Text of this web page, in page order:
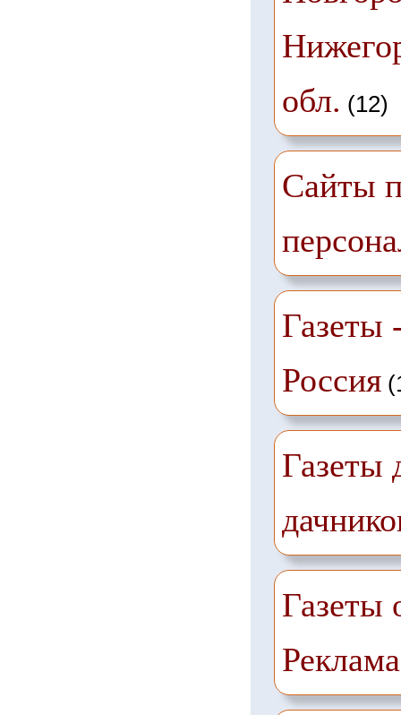
обл. (12)
Сайты
Газеты
Россия
Газеты
Газеты